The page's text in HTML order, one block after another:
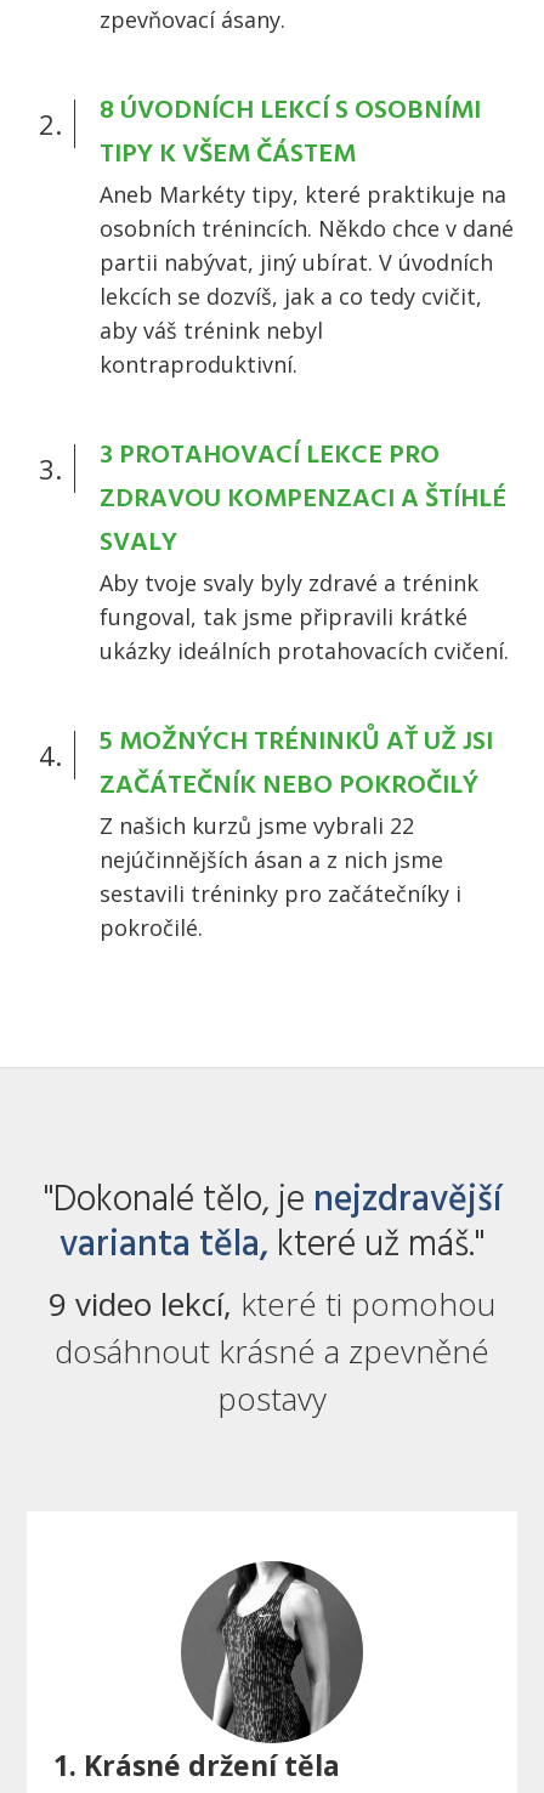
zpevňovací ásany.
2.
8 ÚVODNÍCH LEKCÍ S OSOBNÍMI
TIPY K VŠEM ČÁSTEM
Aneb Markéty tipy, které praktikuje na
osobních trénincích. Někdo chce v dané
partii nabývat, jiný ubírat. V úvodních
lekcích se dozvíš, jak a co tedy cvičit,
aby váš trénink nebyl
kontraproduktivní.
3.
3 PROTAHOVACÍ LEKCE PRO
ZDRAVOU KOMPENZACI A ŠTÍHLÉ
SVALY
Aby tvoje svaly byly zdravé a trénink
fungoval, tak jsme připravili krátké
ukázky ideálních protahovacích cvičení.
4.
5 MOŽNÝCH TRÉNINKŮ AŤ UŽ JSI
ZAČÁTEČNÍK NEBO POKROČILÝ
Z našich kurzů jsme vybrali 22
nejúčinnějších ásan a z nich jsme
sestavili tréninky pro začátečníky i
pokročilé.
"Dokonalé tělo, je nejzdravější
varianta těla, které už máš."
9 video lekcí, které ti pomohou
dosáhnout krásné a zpevněné
postavy
1. Krásné držení těla